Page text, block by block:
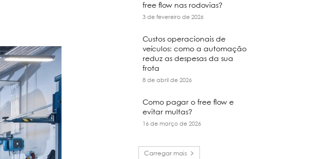
free flow nas rodovias?
3 de fevereiro de 2026
Custos operacionais de
veículos: como a automação
reduz as despesas da sua
frota
8 de abril de 2026
Como pagar o free flow e
evitar multas?
16 de março de 2026
Carregar mais